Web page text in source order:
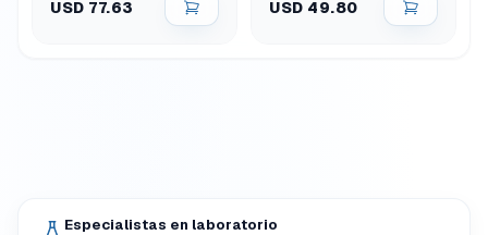
USD 77.63 USD 49.80
Especialistas en laboratorio